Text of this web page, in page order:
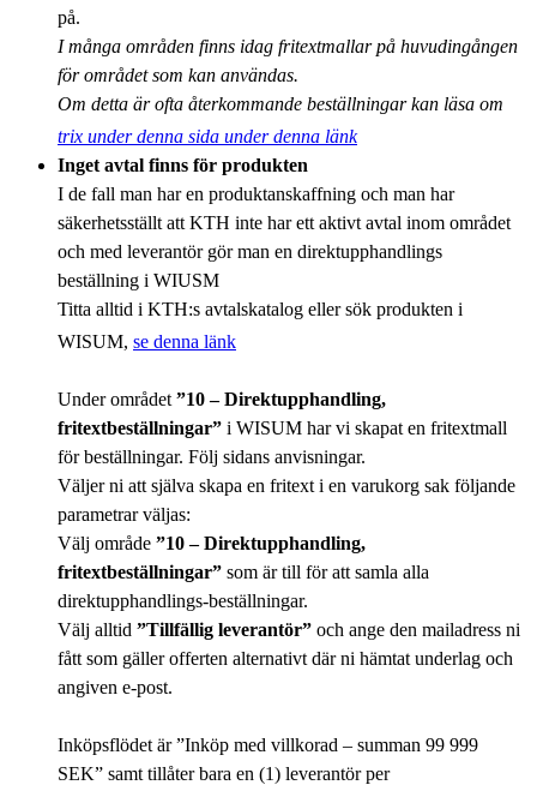
på.
I många områden finns idag fritextmallar på huvudingången
för området som kan användas.
Om detta är ofta återkommande beställningar kan läsa om
trix under denna sida under denna länk
Inget avtal finns för produkten
I de fall man har en produktanskaffning och man har
säkerhetsställt att KTH inte har ett aktivt avtal inom området
och med leverantör gör man en direktupphandlings
beställning i WIUSM
Titta alltid i KTH:s avtalskatalog eller sök produkten i
WISUM, se denna länk
Under området ”10 – Direktupphandling,
fritextbeställningar” i WISUM har vi skapat en fritextmall
för beställningar. Följ sidans anvisningar.
Väljer ni att själva skapa en fritext i en varukorg sak följande
parametrar väljas:
Välj område ”10 – Direktupphandling,
fritextbeställningar” som är till för att samla alla
direktupphandlings-beställningar.
Välj alltid ”Tillfällig leverantör” och ange den mailadress ni
fått som gäller offerten alternativt där ni hämtat underlag och
angiven e-post.
Inköpsflödet är ”Inköp med villkorad – summan 99 999
SEK” samt tillåter bara en (1) leverantör per